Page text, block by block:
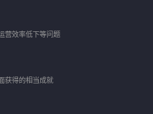
营效率低下等问题
获得的相当成就